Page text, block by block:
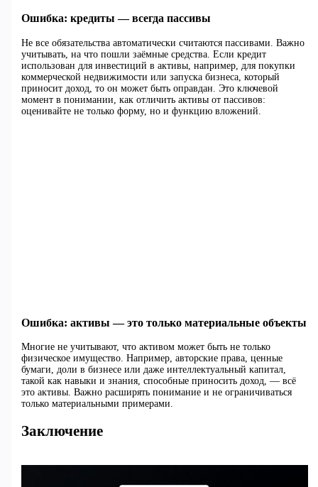
Ошибка: кредиты — всегда пассивы
Не все обязательства автоматически считаются пассивами. Важно
учитывать, на что пошли заёмные средства. Если кредит
использован для инвестиций в активы, например, для покупки
коммерческой недвижимости или запуска бизнеса, который
приносит доход, то он может быть оправдан. Это ключевой
момент в понимании, как отличить активы от пассивов:
оценивайте не только форму, но и функцию вложений.
Ошибка: активы — это только материальные объекты
Многие не учитывают, что активом может быть не только
физическое имущество. Например, авторские права, ценные
бумаги, доли в бизнесе или даже интеллектуальный капитал,
такой как навыки и знания, способные приносить доход, — всё
это активы. Важно расширять понимание и не ограничиваться
только материальными примерами.
Заключение